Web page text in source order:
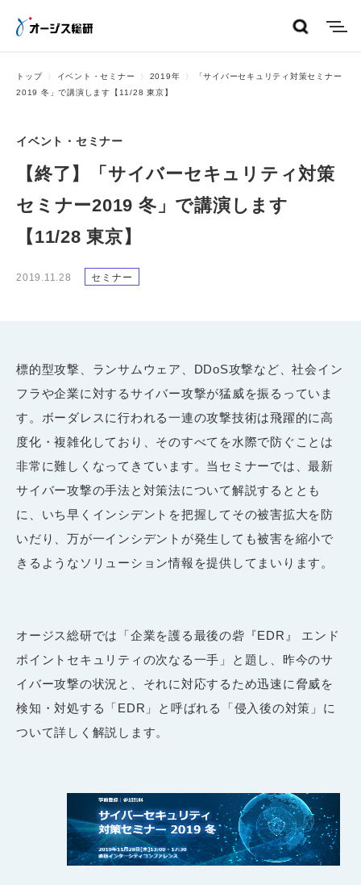
トップ イベント・セミナー 2019年
「サイバーセキュリティ対策セミナー
2019 冬」で講演します【11/28 東京】
イベント・セミナー
【終了】「サイバーセキュリティ対策
セミナー2019 冬」で講演します
【11/28 東京】
2019.11.28 セミナー
標的型攻撃、ランサムウェア、DDoS攻撃など、社会イン
フラや企業に対するサイバー攻撃が猛威を振るっていま
す。ボーダレスに行われる一連の攻撃技術は飛躍的に高
度化・複雑化しており、そのすべてを水際で防ぐことは
非常に難しくなってきています。当セミナーでは、最新
サイバー攻撃の手法と対策法について解説するととも
に、いち早くインシデントを把握してその被害拡大を防
いだり、万が一インシデントが発生しても被害を縮小で
きるようなソリューション情報を提供してまいります。
オージス総研では「企業を護る最後の砦『EDR』 エンド
ポイントセキュリティの次なる一手」と題し、昨今のサ
イバー攻撃の状況と、それに対応するため迅速に脅威を
検知・対処する「EDR」と呼ばれる「侵入後の対策」に
ついて詳しく解説します。